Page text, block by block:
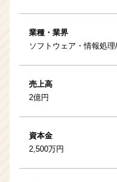
業種・業界
ソフトウェア・情報処
売上高
2億円
資本金
2,500万円